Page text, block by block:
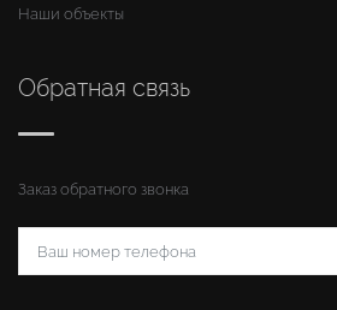
Наши объекты
Обратная связь
Заказ обратного звонка